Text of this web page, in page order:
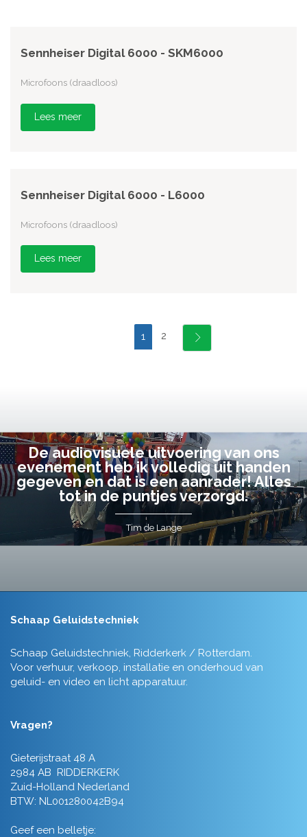
Sennheiser Digital 6000 - SKM6000
Microfoons (draadloos)
Lees meer
Sennheiser Digital 6000 - L6000
Microfoons (draadloos)
Lees meer
1 2
De audiovisuele uitvoering van ons
evenement heb ik volledig uit handen
gegeven en dat is een aanrader! Alles
tot in de puntjes verzorgd.
Tim de Lange
Schaap Geluidstechniek
Schaap Geluidstechniek, Ridderkerk / Rotterdam.
Voor verhuur, verkoop, installatie en onderhoud van
geluid- en video en licht apparatuur.
Vragen?
Gieterijstraat 48 A
2984 AB RIDDERKERK
Zuid-Holland Nederland
BTW: NL001280042B94
Geef een belletje: